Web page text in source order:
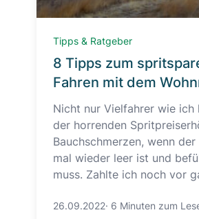
Tipps & Ratgeber
8 Tipps zum
Fahren mit dem
Nicht nur Vielfahrer wie ich
der horrenden
Bauchschmerzen, wenn
mal wieder leer ist und
muss. Zahlte ich noch vor
26.09.2022· 6 Minuten zum